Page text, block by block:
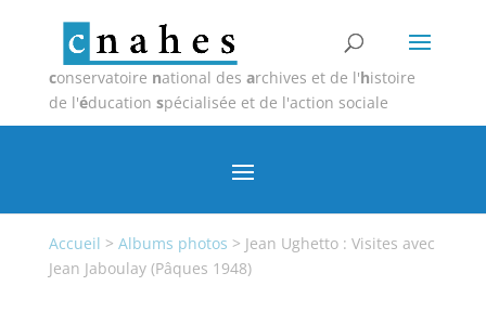
conservatoire national des archives et de l'histoire
de l'éducation spécialisée et de l'action sociale
Accueil > Albums photos > Jean Ughetto : Visites avec
Jean Jaboulay (Pâques 1948)